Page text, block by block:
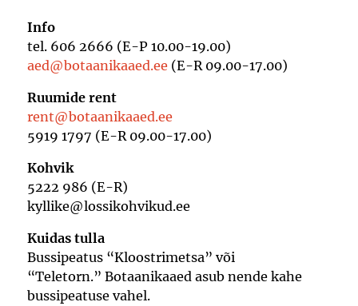
Info
tel. 606 2666 (E-P 10.00-19.00)
aed@botaanikaaed.ee(E-R 09.00-17.00)
Ruumide rent
rent@botaanikaaed.ee
5919 1797 (E-R 09.00-17.00)
Kohvik
5222 986 (E-R)
kyllike@lossikohvikud.ee
Kuidas tulla
Bussipeatus “Kloostrimetsa” või
“Teletorn.” Botaanikaaed asub nende kahe
bussipeatuse vahel.